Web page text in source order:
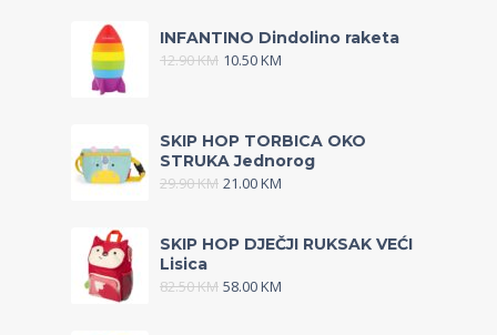
INFANTINO Dindolino raketa
12.90KM 10.50KM
SKIP HOP TORBICA OKO
STRUKA Jednorog
29.90KM 21.00KM
SKIP HOP DJEČJI RUKSAK VEĆI
Lisica
82.50KM 58.00KM